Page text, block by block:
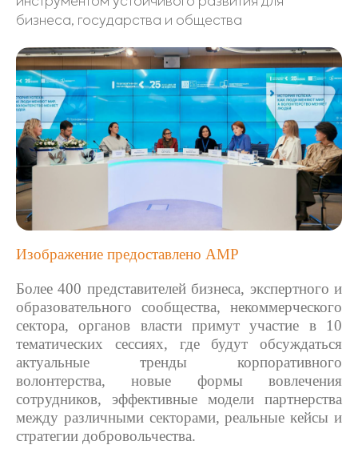
бизнеса, государства и общества
Изображение предоставлено АМР
Более 400 представителей бизнеса, экспертного и
образовательного сообщества, некоммерческого
сектора, органов власти примут участие в 10
тематических сессиях, где будут обсуждаться
актуальные тренды корпоративного
волонтерства, новые формы вовлечения
сотрудников, эффективные модели партнерства
между различными секторами, реальные кейсы и
стратегии добровольчества.